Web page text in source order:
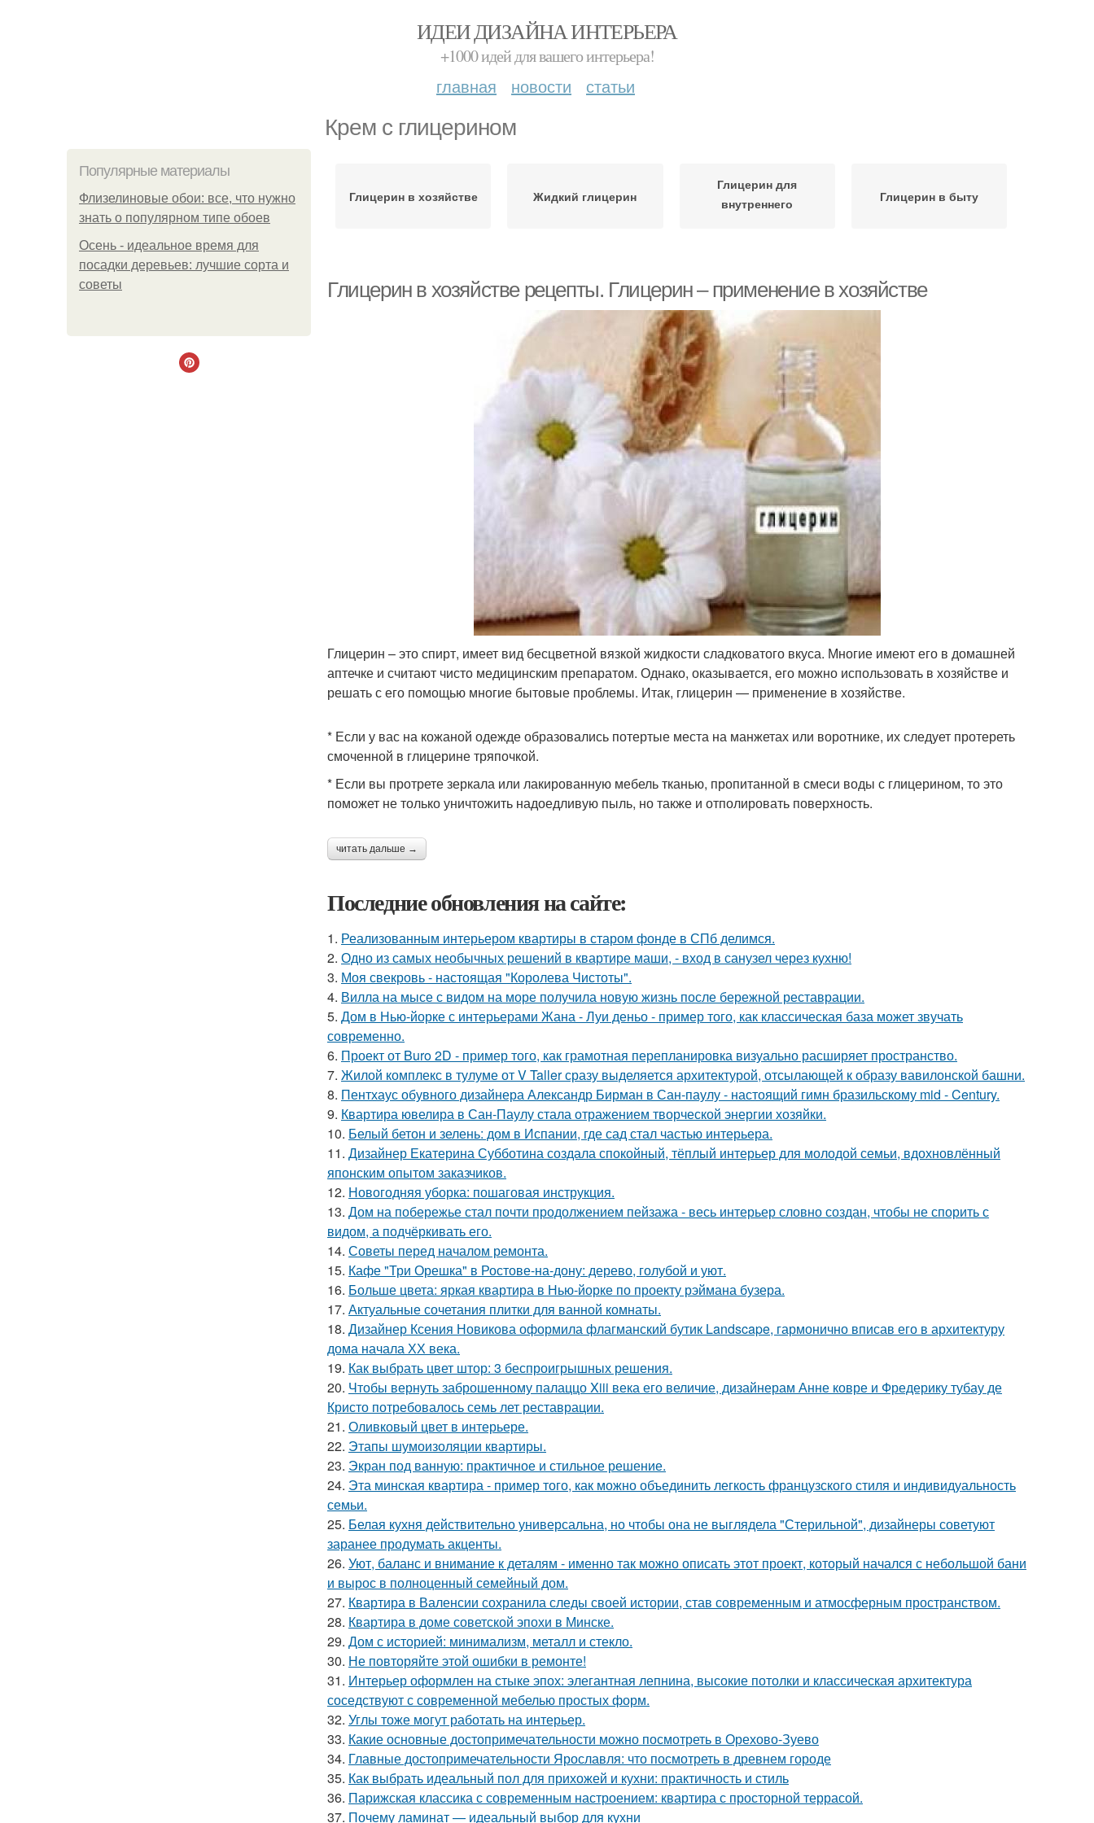
ИДЕИ ДИЗАЙНА ИНТЕРЬЕРА
+1000 идей для вашего интерьера!
главная новости статьи
Крем с глицерином
Популярные материалы
Флизелиновые обои: все, что нужно
знать о популярном типе обоев
Осень - идеальное время для
посадки деревьев: лучшие сорта и
советы
Глицерин в хозяйстве Жидкий глицерин
Глицерин для
внутреннего
Глицерин в быту
Глицерин в хозяйстве рецепты. Глицерин – применение в хозяйстве
Глицерин – это спирт, имеет вид бесцветной вязкой жидкости сладковатого вкуса. Многие имеют его в домашней
аптечке и считают чисто медицинским препаратом. Однако, оказывается, его можно использовать в хозяйстве и
решать с его помощью многие бытовые проблемы. Итак, глицерин — применение в хозяйстве.
* Если у вас на кожаной одежде образовались потертые места на манжетах или воротнике, их следует протереть
смоченной в глицерине тряпочкой.
* Если вы протрете зеркала или лакированную мебель тканью, пропитанной в смеси воды с глицерином, то это
поможет не только уничтожить надоедливую пыль, но также и отполировать поверхность.
читать дальше →
Последние обновления на сайте:
1. Реализованным интерьером квартиры в старом фонде в СПб делимся.
2. Одно из самых необычных решений в квартире маши, - вход в санузел через кухню!
3. Моя свекровь - настоящая "Королева Чистоты".
4. Вилла на мысе с видом на море получила новую жизнь после бережной реставрации.
5. Дом в Нью-йорке с интерьерами Жана - Луи деньо - пример того, как классическая база может звучать
современно.
6. Проект от Buro 2D - пример того, как грамотная перепланировка визуально расширяет пространство.
7. Жилой комплекс в тулуме от V Taller сразу выделяется архитектурой, отсылающей к образу вавилонской башни.
8. Пентхаус обувного дизайнера Александр Бирман в Сан-паулу - настоящий гимн бразильскому mid - Century.
9. Квартира ювелира в Сан-Паулу стала отражением творческой энергии хозяйки.
10. Белый бетон и зелень: дом в Испании, где сад стал частью интерьера.
11. Дизайнер Екатерина Субботина создала спокойный, тёплый интерьер для молодой семьи, вдохновлённый
японским опытом заказчиков.
12. Новогодняя уборка: пошаговая инструкция.
13. Дом на побережье стал почти продолжением пейзажа - весь интерьер словно создан, чтобы не спорить с
видом, а подчёркивать его.
14. Советы перед началом ремонта.
15. Кафе "Три Орешка" в Ростове-на-дону: дерево, голубой и уют.
16. Больше цвета: яркая квартира в Нью-йорке по проекту рэймана бузера.
17. Актуальные сочетания плитки для ванной комнаты.
18. Дизайнер Ксения Новикова оформила флагманский бутик Landscape, гармонично вписав его в архитектуру
дома начала ХХ века.
19. Как выбрать цвет штор: 3 беспроигрышных решения.
20. Чтобы вернуть заброшенному палаццо Xiii века его величие, дизайнерам Анне ковре и Фредерику тубау де
Кристо потребовалось семь лет реставрации.
21. Оливковый цвет в интерьере.
22. Этапы шумоизоляции квартиры.
23. Экран под ванную: практичное и стильное решение.
24. Эта минская квартира - пример того, как можно объединить легкость французского стиля и индивидуальность
семьи.
25. Белая кухня действительно универсальна, но чтобы она не выглядела "Стерильной", дизайнеры советуют
заранее продумать акценты.
26. Уют, баланс и внимание к деталям - именно так можно описать этот проект, который начался с небольшой бани
и вырос в полноценный семейный дом.
27. Квартира в Валенсии сохранила следы своей истории, став современным и атмосферным пространством.
28. Квартира в доме советской эпохи в Минске.
29. Дом с историей: минимализм, металл и стекло.
30. Не повторяйте этой ошибки в ремонте!
31. Интерьер оформлен на стыке эпох: элегантная лепнина, высокие потолки и классическая архитектура
соседствуют с современной мебелью простых форм.
32. Углы тоже могут работать на интерьер.
33. Какие основные достопримечательности можно посмотреть в Орехово-Зуево
34. Главные достопримечательности Ярославля: что посмотреть в древнем городе
35. Как выбрать идеальный пол для прихожей и кухни: практичность и стиль
36. Парижская классика с современным настроением: квартира с просторной террасой.
37. Почему ламинат — идеальный выбор для кухни